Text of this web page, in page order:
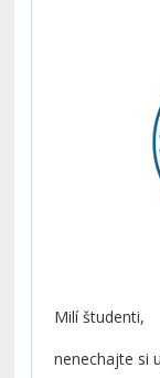
Milí študenti,
nenechajte si